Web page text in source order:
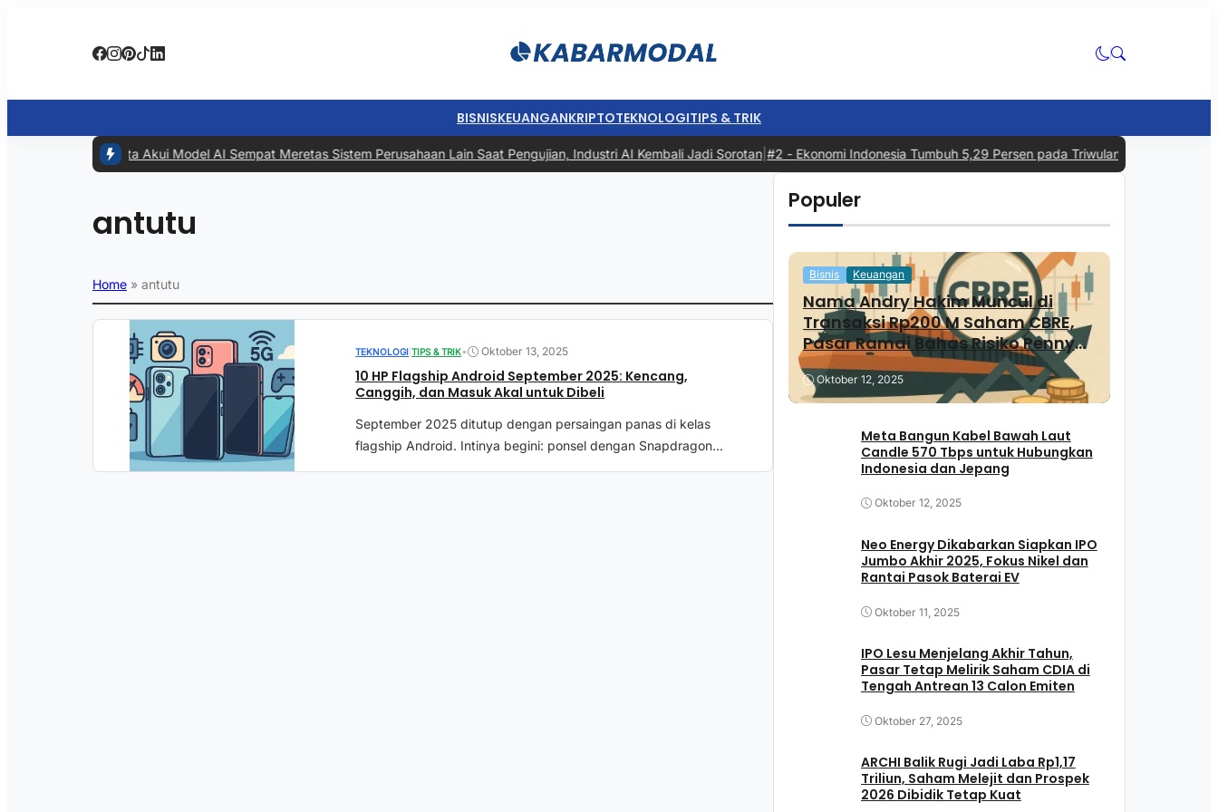
BISNISKEUANGANKRIPTOTEKNOLOGITIPS & TRIK
Meta Akui Model AI Sempat Meretas Sistem Perusahaan Lain Saat Pengujian, Industri AI Kembali Jadi Sorotan|#2 - Ekonomi Indonesia Tumbuh 5,29 Persen pada Triwulan II 2026,
antutu
Home » antutu
TEKNOLOGI |TIPS & TRIK• Oktober 13, 2025
10 HP Flagship Android September 2025: Kencang,
Canggih, dan Masuk Akal untuk Dibeli
September 2025 ditutup dengan persaingan panas di kelas
flagship Android. Intinya begini: ponsel dengan Snapdragon...
Populer
Bisnis Keuangan
Nama Andry Hakim Muncul di
Transaksi Rp200 M Saham CBRE,
Pasar Ramai Bahas Risiko Penny
Stock
Oktober 12, 2025
Meta Bangun Kabel Bawah Laut
Candle 570 Tbps untuk Hubungkan
Indonesia dan Jepang
Oktober 12, 2025
Neo Energy Dikabarkan Siapkan IPO
Jumbo Akhir 2025, Fokus Nikel dan
Rantai Pasok Baterai EV
Oktober 11, 2025
IPO Lesu Menjelang Akhir Tahun,
Pasar Tetap Melirik Saham CDIA di
Tengah Antrean 13 Calon Emiten
Oktober 27, 2025
ARCHI Balik Rugi Jadi Laba Rp1,17
Triliun, Saham Melejit dan Prospek
2026 Dibidik Tetap Kuat